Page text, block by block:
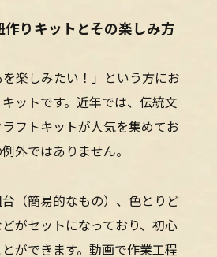
りキットとその楽しみ方
を楽しみたい！」という方にお
ットです。近年では、伝統文
フトキットが人気を集めてお
外ではありません。
（簡易的なもの）、色とりど
がセットになっており、初心
ができます。動画で作業工程